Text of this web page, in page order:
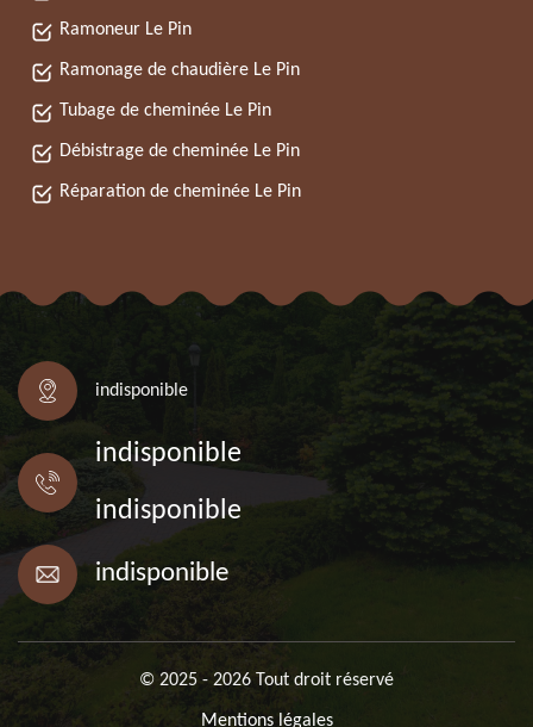
Ramoneur Le Pin
Ramonage de chaudière Le Pin
Tubage de cheminée Le Pin
Débistrage de cheminée Le Pin
Réparation de cheminée Le Pin
indisponible
indisponible
indisponible
indisponible
© 2025 - 2026 Tout droit réservé
Mentions légales